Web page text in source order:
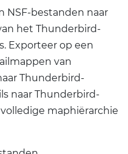
NSF-bestanden naar
het Thunderbird-
Exporteer op een
van
Thunderbird-
naar Thunderbird-
maphiërarchie